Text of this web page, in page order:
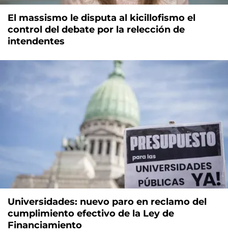
El massismo le disputa al kicillofismo el
control del debate por la relección de
intendentes
Universidades: nuevo paro en reclamo del
cumplimiento efectivo de la Ley de
Financiamiento